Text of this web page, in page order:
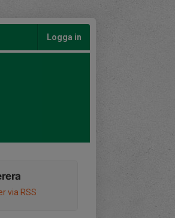
Logga in
via RSS